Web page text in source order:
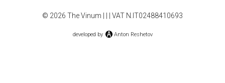
© 2026 The Vinum | | VAT N.IT02488410693
developed by Anton Reshetov